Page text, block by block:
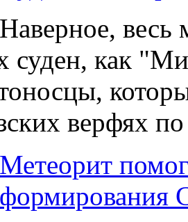
Наверное, весь
суден, как
верфях
Метеорит
формирования